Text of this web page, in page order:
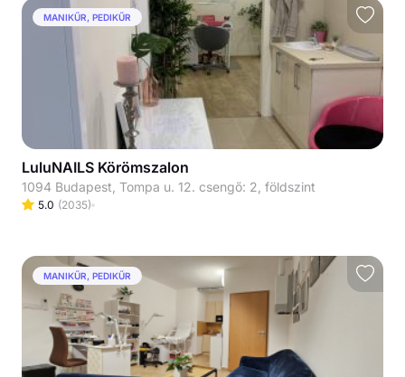
MANIKŰR, PEDIKŰR
LuluNAILS Körömszalon
1094 Budapest, Tompa u. 12. csengő: 2, földszint
5.0 (2035)
MANIKŰR, PEDIKŰR